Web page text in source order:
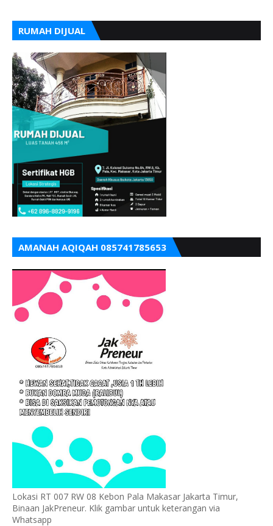
RUMAH DIJUAL
AMANAH AQIQAH 085741785653
Lokasi RT 007 RW 08 Kebon Pala Makasar Jakarta Timur,
Binaan JakPreneur. Klik gambar untuk keterangan via
Whatsapp